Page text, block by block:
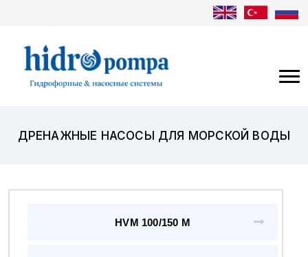
ДРЕНАЖНЫЕ НАСОСЫ ДЛЯ МОРСКОЙ ВОДЫ
HVM 100/150 M